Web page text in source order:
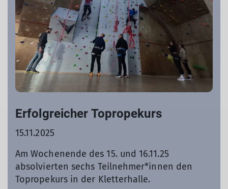
Erfolgreicher Topropekurs
15.11.2025
Am Wochenende des 15. und 16.11.25
absolvierten sechs Teilnehmer*innen den
Topropekurs in der Kletterhalle.